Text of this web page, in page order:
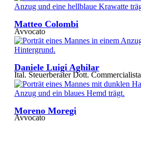
Matteo Colombi
Avvocato
Daniele Luigi Aghilar
Ital. Steuerberater Dott. Commercialista
Moreno Moregi
Avvocato